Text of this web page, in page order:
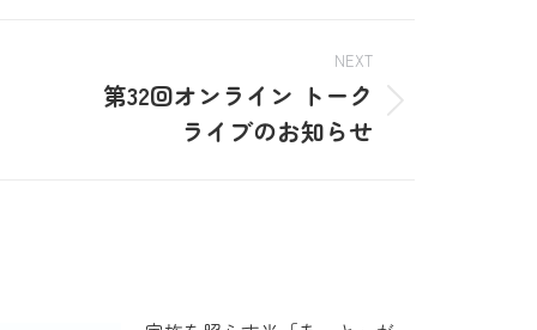
NEXT
第32回オンライン トーク
ライブのお知らせ